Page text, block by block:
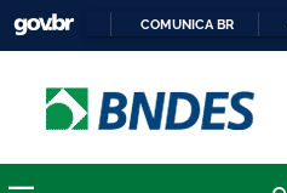
COMUNICA BR